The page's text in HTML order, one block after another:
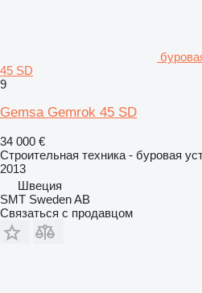
45 SD
9
Gemsa Gemrok 45 SD
34 000 €
Строительная техника - буровая
2013
Швеция
SMT Sweden AB
Связаться с продавцом